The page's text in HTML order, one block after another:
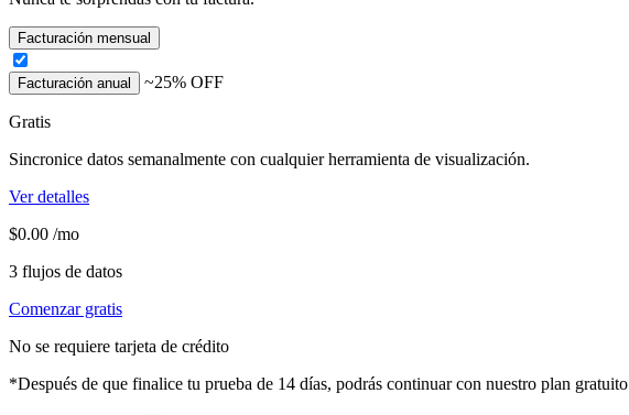
Facturación mensual
Facturación anual ~25% OFF
Gratis
Sincronice datos semanalmente con cualquier herramienta de visualización.
Ver detalles
$0.00 /mo
3 flujos de datos
Comenzar gratis
No se requiere tarjeta de crédito
*Después de que finalice tu prueba de 14 días, podrás continuar con nuestro plan gratuito